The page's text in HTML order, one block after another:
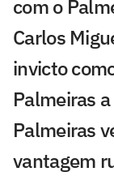
com o
Carlos
invicto
Palmeiras
Palmeiras
vantagem